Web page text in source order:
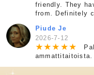
friendly. They
from. Definitely
Piude Je
2026-7-12
★★★ ★★
ammattitaitoista.